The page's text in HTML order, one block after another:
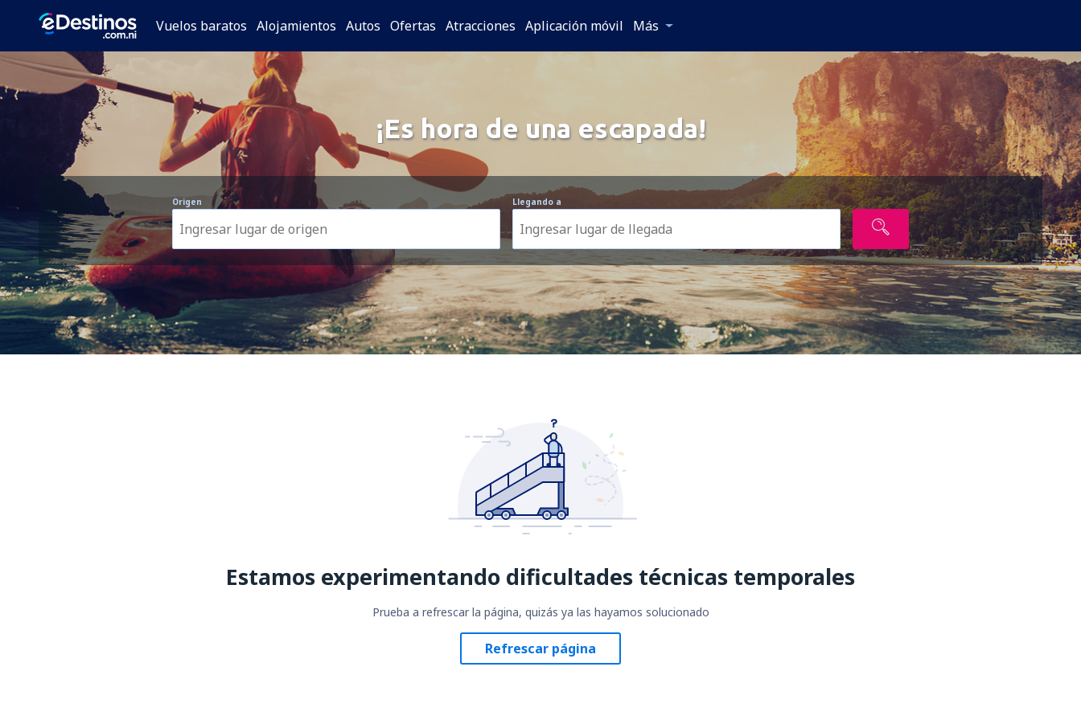
Vuelos baratos Alojamientos Autos Ofertas Atracciones Aplicación móvil Más
¡Es hora de una escapada!
Origen Llegando a
Estamos experimentando dificultades técnicas temporales
Prueba a refrescar la página, quizás ya las hayamos solucionado
Refrescar página